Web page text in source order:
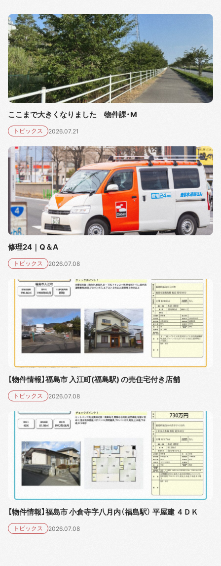
ここまで大きくなりました 物件課・M
トピックス 2026.07.21
修理24｜Q＆A
トピックス 2026.07.08
【物件情報】福島市 入江町(福島駅) の売住宅付き店舗
トピックス 2026.07.08
【物件情報】福島市 小倉寺字八月内（福島駅） 平屋建 ４ＤＫ
トピックス 2026.07.08